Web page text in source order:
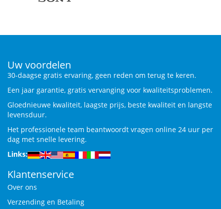
Uw voordelen
30-daagse gratis ervaring, geen reden om terug te keren.
Een jaar garantie, gratis vervanging voor kwaliteitsproblemen.
Gloednieuwe kwaliteit, laagste prijs, beste kwaliteit en langste
levensduur.
Het professionele team beantwoordt vragen online 24 uur per
dag met snelle levering.
Links:
Klantenservice
Over ons
Verzending en Betaling